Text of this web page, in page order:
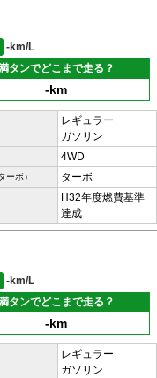
-km/L
タンでどこまで走る？
-km
レギュラー
ガソリン
4WD
ーボ） ターボ
H32年度燃費基準
達成
-km/L
タンでどこまで走る？
-km
レギュラー
ガソリン